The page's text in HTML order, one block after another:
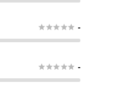
 -
 -